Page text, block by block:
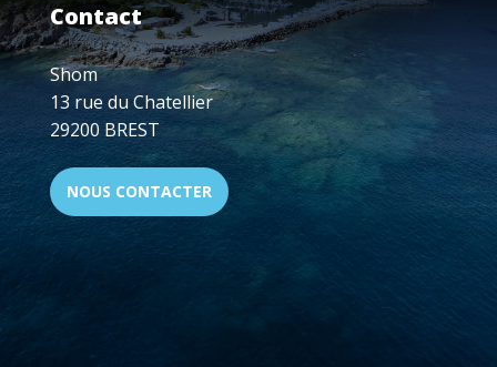
Contact
Shom
13 rue du Chatellier
29200 BREST
NOUS CONTACTER